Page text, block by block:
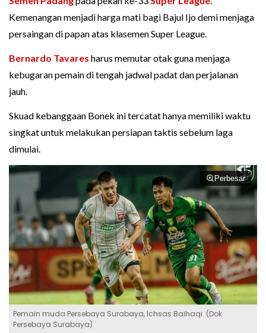
Kemenangan menjadi harga mati bagi Bajul Ijo demi menjaga
persaingan di papan atas klasemen Super League.
Bernardo Tavares harus memutar otak guna menjaga
kebugaran pemain di tengah jadwal padat dan perjalanan
jauh.
Skuad kebanggaan Bonek ini tercatat hanya memiliki waktu
singkat untuk melakukan persiapan taktis sebelum laga
dimulai.
Perbesar
Pemain muda Persebaya Surabaya, Ichsas Baihaqi. (Dok
Persebaya Surabaya)